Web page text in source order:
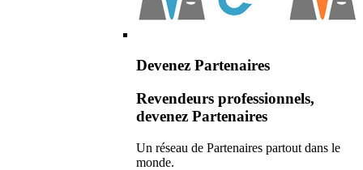
Devenez Partenaires
Revendeurs professionnels,
devenez Partenaires
Un réseau de Partenaires partout dans le
monde.